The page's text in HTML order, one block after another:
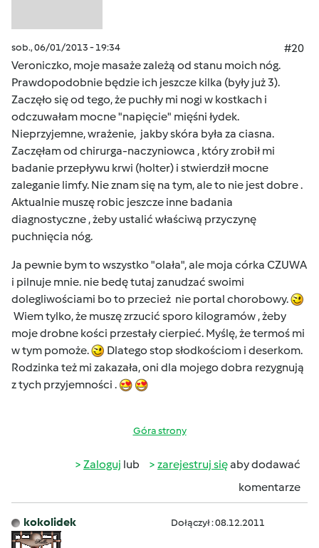
sob., 06/01/2013 - 19:34
#20
Veroniczko, moje masaże zależą od stanu moich nóg.
Prawdopodobnie będzie ich jeszcze kilka (były już 3).
Zaczęło się od tego, że puchły mi nogi w kostkach i
odczuwałam mocne "napięcie" mięśni łydek.
Nieprzyjemne, wrażenie, jakby skóra była za ciasna.
Zaczęłam od chirurga-naczyniowca , który zrobił mi
badanie przepływu krwi (holter) i stwierdził mocne
zaleganie limfy. Nie znam się na tym, ale to nie jest dobre .
Aktualnie muszę robic jeszcze inne badania
diagnostyczne , żeby ustalić właściwą przyczynę
puchnięcia nóg.
Ja pewnie bym to wszystko "olała", ale moja córka CZUWA
i pilnuje mnie. nie bedę tutaj zanudzać swoimi
dolegliwościami bo to przecież nie portal chorobowy.
Wiem tylko, że muszę zrzucić sporo kilogramów , żeby
moje drobne kości przestały cierpieć. Myślę, że termoś mi
w tym pomoże.
Dlatego stop słodkościom i deserkom.
Rodzinka też mi zakazała, oni dla mojego dobra rezygnują
z tych przyjemności .
Góra strony
Zaloguj lub zarejestruj sięaby dodawać
komentarze
kokolidek Dołączył : 08.12.2011